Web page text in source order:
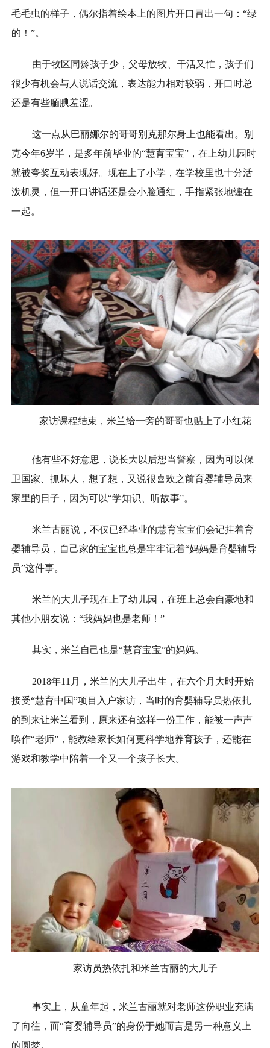
毛毛虫的样子，偶尔指着绘本上的图片开口冒出一句：“绿
的！”。
由于牧区同龄孩子少，父母放牧、干活又忙，孩子们
很少有机会与人说话交流，表达能力相对较弱，开口时总
还是有些腼腆羞涩。
这一点从巴丽娜尔的哥哥别克那尔身上也能看出。别
克今年6岁半，是多年前毕业的“慧育宝宝”，在上幼儿园时
就被夸奖互动表现好。现在上了小学，在学校里也十分活
泼机灵，但一开口讲话还是会小脸通红，手指紧张地缠在
一起。
家访课程结束，米兰给一旁的哥哥也贴上了小红花
他有些不好意思，说长大以后想当警察，因为可以保
卫国家、抓坏人，想了想，又说很喜欢之前育婴辅导员来
家里的日子，因为可以“学知识、听故事”。
米兰古丽说，不仅已经毕业的慧育宝宝们会记挂着育
婴辅导员，自己家的宝宝也总是牢牢记着“妈妈是育婴辅导
员”这件事。
米兰的大儿子现在上了幼儿园，在班上总会自豪地和
其他小朋友说：“我妈妈也是老师！”
其实，米兰自己也是“慧育宝宝”的妈妈。
2018年11月，米兰的大儿子出生，在六个月大时开始
接受“慧育中国”项目入户家访，当时的育婴辅导员热依扎
的到来让米兰看到，原来还有这样一份工作，能被一声声
唤作“老师”，能教给家长如何更科学地养育孩子，还能在
游戏和教学中陪着一个又一个孩子长大。
家访员热依扎和米兰古丽的大儿子
事实上，从童年起，米兰古丽就对老师这份职业充满
了向往，而“育婴辅导员”的身份于她而言是另一种意义上
的圆梦。